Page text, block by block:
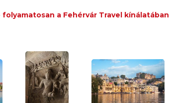
folyamatosan a Fehérvár Travel kínálatában